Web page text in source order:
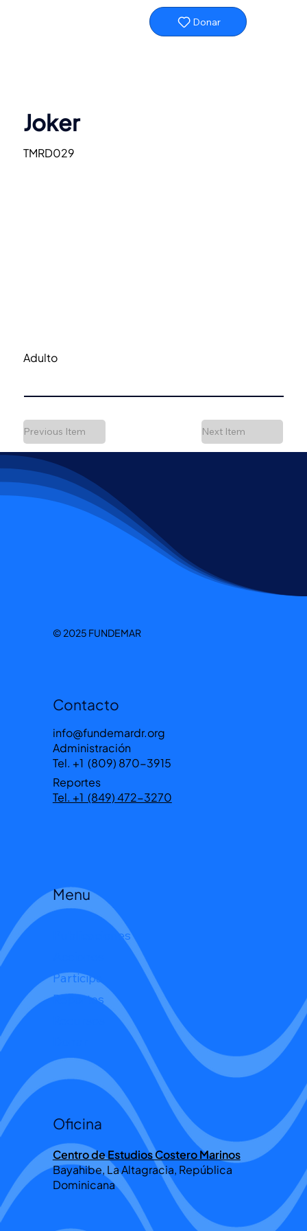
Donar
Joker
TMRD029
Adulto
Previous Item Next Item
Publicaciones
Participa
Reportes
Menu
Contacto
info@fundemardr.org
Administración
Tel. +1 (809) 870-3915
Reportes
Tel. +1 (849) 472-3270
Oficina
Centro de Estudios Costero Marinos
Bayahibe, La Altagracia, República
Dominicana
© 2025 FUNDEMAR